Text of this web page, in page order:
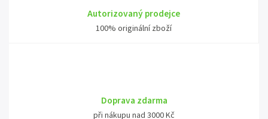
Autorizovaný prodejce
100% originální zboží
Doprava zdarma
při nákupu nad 3000 Kč